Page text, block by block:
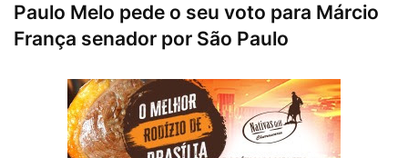
Paulo Melo pede o seu voto para Márcio
França senador por São Paulo